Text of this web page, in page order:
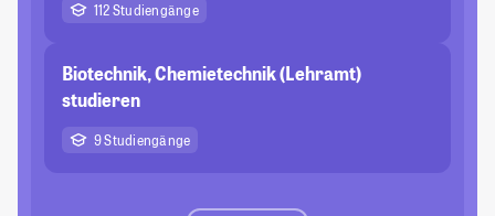
112 Studiengänge
Biotechnik, Chemietechnik (Lehramt)
studieren
9 Studiengänge